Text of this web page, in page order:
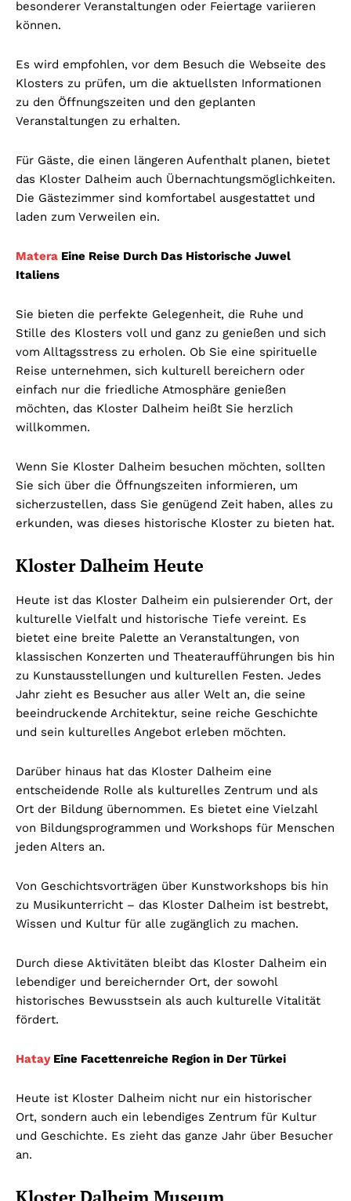
besonderer Veranstaltungen oder Feiertage variieren
können.
Es wird empfohlen, vor dem Besuch die Webseite des
Klosters zu prüfen, um die aktuellsten Informationen
zu den Öffnungszeiten und den geplanten
Veranstaltungen zu erhalten.
Für Gäste, die einen längeren Aufenthalt planen, bietet
das Kloster Dalheim auch Übernachtungsmöglichkeiten.
Die Gästezimmer sind komfortabel ausgestattet und
laden zum Verweilen ein.
Matera Eine Reise Durch Das Historische Juwel
Italiens
Sie bieten die perfekte Gelegenheit, die Ruhe und
Stille des Klosters voll und ganz zu genießen und sich
vom Alltagsstress zu erholen. Ob Sie eine spirituelle
Reise unternehmen, sich kulturell bereichern oder
einfach nur die friedliche Atmosphäre genießen
möchten, das Kloster Dalheim heißt Sie herzlich
willkommen.
Wenn Sie Kloster Dalheim besuchen möchten, sollten
Sie sich über die Öffnungszeiten informieren, um
sicherzustellen, dass Sie genügend Zeit haben, alles zu
erkunden, was dieses historische Kloster zu bieten hat.
Kloster Dalheim Heute
Heute ist das Kloster Dalheim ein pulsierender Ort, der
kulturelle Vielfalt und historische Tiefe vereint. Es
bietet eine breite Palette an Veranstaltungen, von
klassischen Konzerten und Theateraufführungen bis hin
zu Kunstausstellungen und kulturellen Festen. Jedes
Jahr zieht es Besucher aus aller Welt an, die seine
beeindruckende Architektur, seine reiche Geschichte
und sein kulturelles Angebot erleben möchten.
Darüber hinaus hat das Kloster Dalheim eine
entscheidende Rolle als kulturelles Zentrum und als
Ort der Bildung übernommen. Es bietet eine Vielzahl
von Bildungsprogrammen und Workshops für Menschen
jeden Alters an.
Von Geschichtsvorträgen über Kunstworkshops bis hin
zu Musikunterricht – das Kloster Dalheim ist bestrebt,
Wissen und Kultur für alle zugänglich zu machen.
Durch diese Aktivitäten bleibt das Kloster Dalheim ein
lebendiger und bereichernder Ort, der sowohl
historisches Bewusstsein als auch kulturelle Vitalität
fördert.
HatayEine Facettenreiche Region in Der Türkei
Heute ist Kloster Dalheim nicht nur ein historischer
Ort, sondern auch ein lebendiges Zentrum für Kultur
und Geschichte. Es zieht das ganze Jahr über Besucher
an.